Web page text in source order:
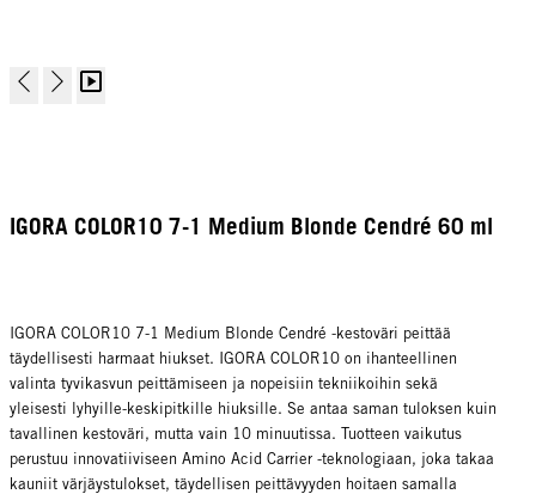
IGORA COLOR10 7-1 Medium Blonde Cendré 60 ml
IGORA COLOR10 7-1 Medium Blonde Cendré -kestoväri peittää
täydellisesti harmaat hiukset. IGORA COLOR10 on ihanteellinen
valinta tyvikasvun peittämiseen ja nopeisiin tekniikoihin sekä
yleisesti lyhyille-keskipitkille hiuksille. Se antaa saman tuloksen kuin
tavallinen kestoväri, mutta vain 10 minuutissa. Tuotteen vaikutus
perustuu innovatiiviseen Amino Acid Carrier -teknologiaan, joka takaa
kauniit värjäystulokset, täydellisen peittävyyden hoitaen samalla